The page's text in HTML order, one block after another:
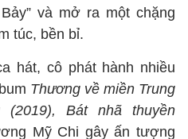
và mở ra một chặng
túc, bền bỉ.
hát, cô phát hành nhiều
Thương về miền Trung
(2019), Bát nhã thuyền
Mỹ Chi gây ấn tượng